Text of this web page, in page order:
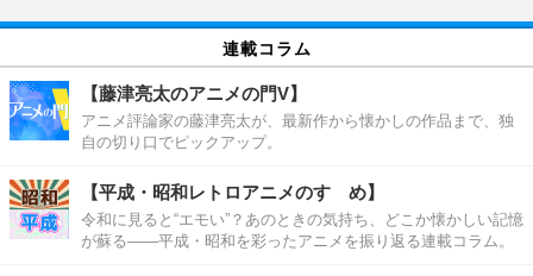
連載コラム
【藤津亮太のアニメの門V】
アニメ評論家の藤津亮太が、最新作から懐かしの作品まで、独
自の切り口でピックアップ。
【平成・昭和レトロアニメのすゝめ】
令和に見ると“エモい”？あのときの気持ち、どこか懐かしい記憶
が蘇る――平成・昭和を彩ったアニメを振り返る連載コラム。